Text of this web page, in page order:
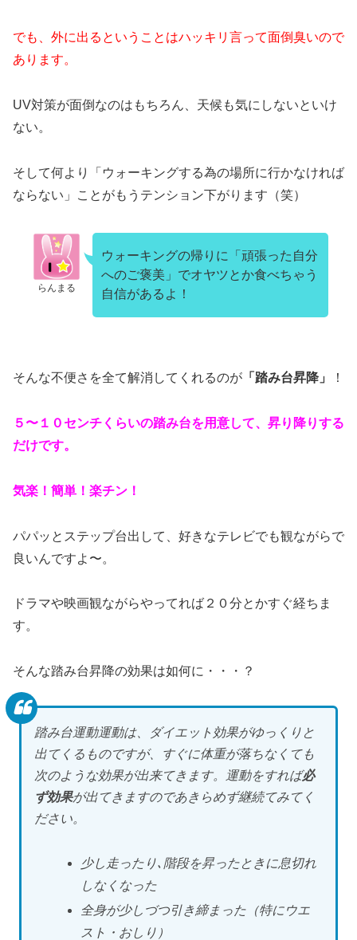
でも、外に出るということはハッキリ言って面倒臭いので
あります。
UV対策が面倒なのはもちろん、天候も気にしないといけ
ない。
そして何より「ウォーキングする為の場所に行かなければ
ならない」ことがもうテンション下がります（笑）
らんまる
ウォーキングの帰りに「頑張った自分
へのご褒美」でオヤツとか食べちゃう
自信があるよ！
そんな不便さを全て解消してくれるのが 「踏み台昇降」 ！
５〜１０センチくらいの踏み台を用意して、昇り降りする
だけです。
気楽！簡単！楽チン！
パパッとステップ台出して、好きなテレビでも観ながらで
良いんですよ〜。
ドラマや映画観ながらやってれば２０分とかすぐ経ちま
す。
そんな踏み台昇降の効果は如何に・・・？
踏み台運動運動は、ダイエット効果がゆっくりと
出てくるものですが、すぐに体重が落ちなくても
次のような効果が出来てきます。運動をすれば必
ず効果が出てきますのであきらめず継続てみてく
ださい。
少し走ったり､階段を昇ったときに息切れ
しなくなった
全身が少しづつ引き締まった（特にウエ
スト・おしり）